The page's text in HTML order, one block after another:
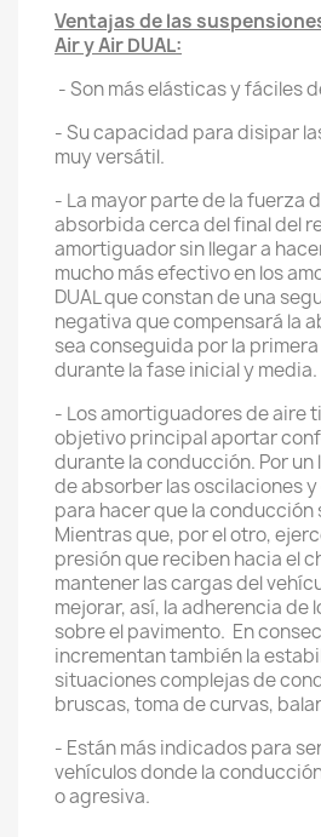
Ventajas de las
Air y Air DUAL:
- Son más elásticas y fáciles
- Su capacidad para disipar
muy versátil.
- La mayor parte de la fuerza
absorbida cerca del final del
amortiguador sin llegar a
mucho más efectivo en los
DUAL que constan de una
negativa que compensará la
sea conseguida por la
durante la fase inicial y media.
- Los amortiguadores de aire
objetivo principal aportar
durante la conducción. Por un
de absorber las oscilaciones
para hacer que la conducción
Mientras que, por el otro,
presión que reciben hacia el
mantener las cargas del
mejorar, así, la adherencia de
sobre el pavimento. En
incrementan también la
situaciones complejas de
bruscas, toma de curvas,
- Están más indicados para
vehículos donde la
o agresiva.